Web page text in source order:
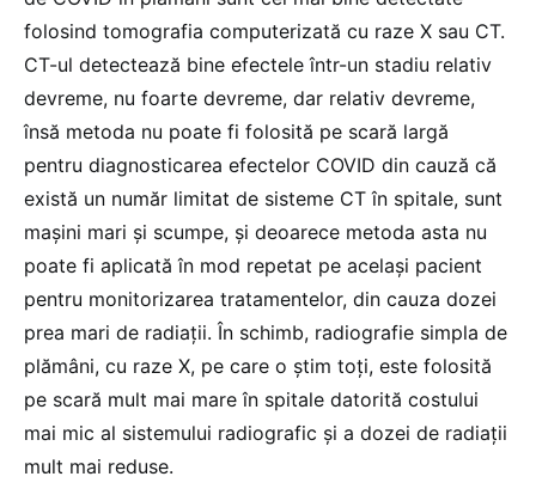
folosind tomografia computerizată cu raze X sau CT.
CT-ul detectează bine efectele într-un stadiu relativ
devreme, nu foarte devreme, dar relativ devreme,
însă metoda nu poate fi folosită pe scară largă
pentru diagnosticarea efectelor COVID din cauză că
există un număr limitat de sisteme CT în spitale, sunt
mașini mari și scumpe, și deoarece metoda asta nu
poate fi aplicată în mod repetat pe același pacient
pentru monitorizarea tratamentelor, din cauza dozei
prea mari de radiații. În schimb, radiografie simpla de
plămâni, cu raze X, pe care o știm toți, este folosită
pe scară mult mai mare în spitale datorită costului
mai mic al sistemului radiografic și a dozei de radiații
mult mai reduse.